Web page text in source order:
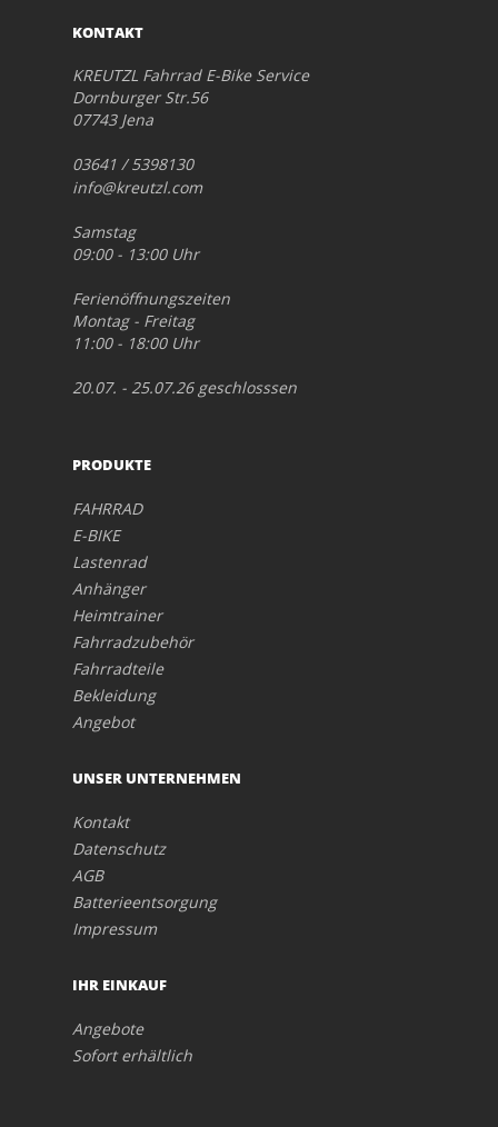
KONTAKT
KREUTZL Fahrrad E-Bike Service
Dornburger Str.56
07743 Jena
03641 / 5398130
info@kreutzl.com
Samstag
09:00 - 13:00 Uhr
Ferienöffnungszeiten
Montag - Freitag
11:00 - 18:00 Uhr
20.07. - 25.07.26 geschlosssen
PRODUKTE
FAHRRAD
E-BIKE
Lastenrad
Anhänger
Heimtrainer
Fahrradzubehör
Fahrradteile
Bekleidung
Angebot
UNSER UNTERNEHMEN
Kontakt
Datenschutz
AGB
Batterieentsorgung
Impressum
IHR EINKAUF
Angebote
Sofort erhältlich